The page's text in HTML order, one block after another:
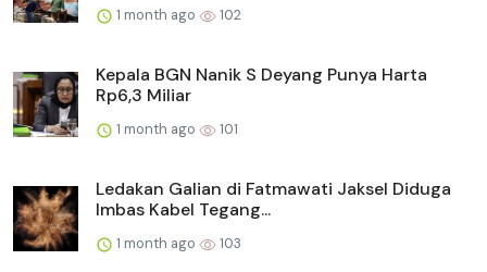
1 month ago 102
Kepala BGN Nanik S Deyang Punya Harta
Rp6,3 Miliar
1 month ago 101
Ledakan Galian di Fatmawati Jaksel Diduga
Imbas Kabel Tegang...
1 month ago 103